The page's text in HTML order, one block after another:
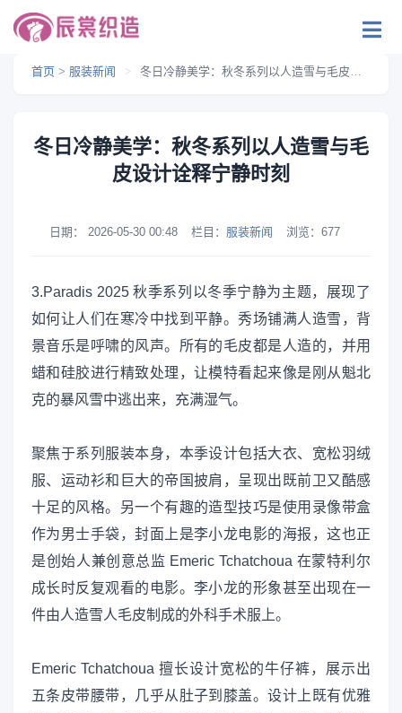
首页 > 服装新闻 > 冬日冷静美学：秋冬系列以人造雪与毛皮设计诠释宁静时刻
冬日冷静美学：秋冬系列以人造雪与毛
皮设计诠释宁静时刻
日期： 2026-05-30 00:48 栏目： 服装新闻 浏览： 677
3.Paradis 2025 秋季系列以冬季宁静为主题，展现了
如何让人们在寒冷中找到平静。秀场铺满人造雪，背
景音乐是呼啸的风声。所有的毛皮都是人造的，并用
蜡和硅胶进行精致处理，让模特看起来像是刚从魁北
克的暴风雪中逃出来，充满湿气。
聚焦于系列服装本身，本季设计包括大衣、宽松羽绒
服、运动衫和巨大的帝国披肩，呈现出既前卫又酷感
十足的风格。另一个有趣的造型技巧是使用录像带盒
作为男士手袋，封面上是李小龙电影的海报，这也正
是创始人兼创意总监 Emeric Tchatchoua 在蒙特利尔
成长时反复观看的电影。李小龙的形象甚至出现在一
件由人造雪人毛皮制成的外科手术服上。
Emeric Tchatchoua 擅长设计宽松的牛仔裤，展示出
五条皮带腰带，几乎从肚子到膝盖。设计上既有优雅